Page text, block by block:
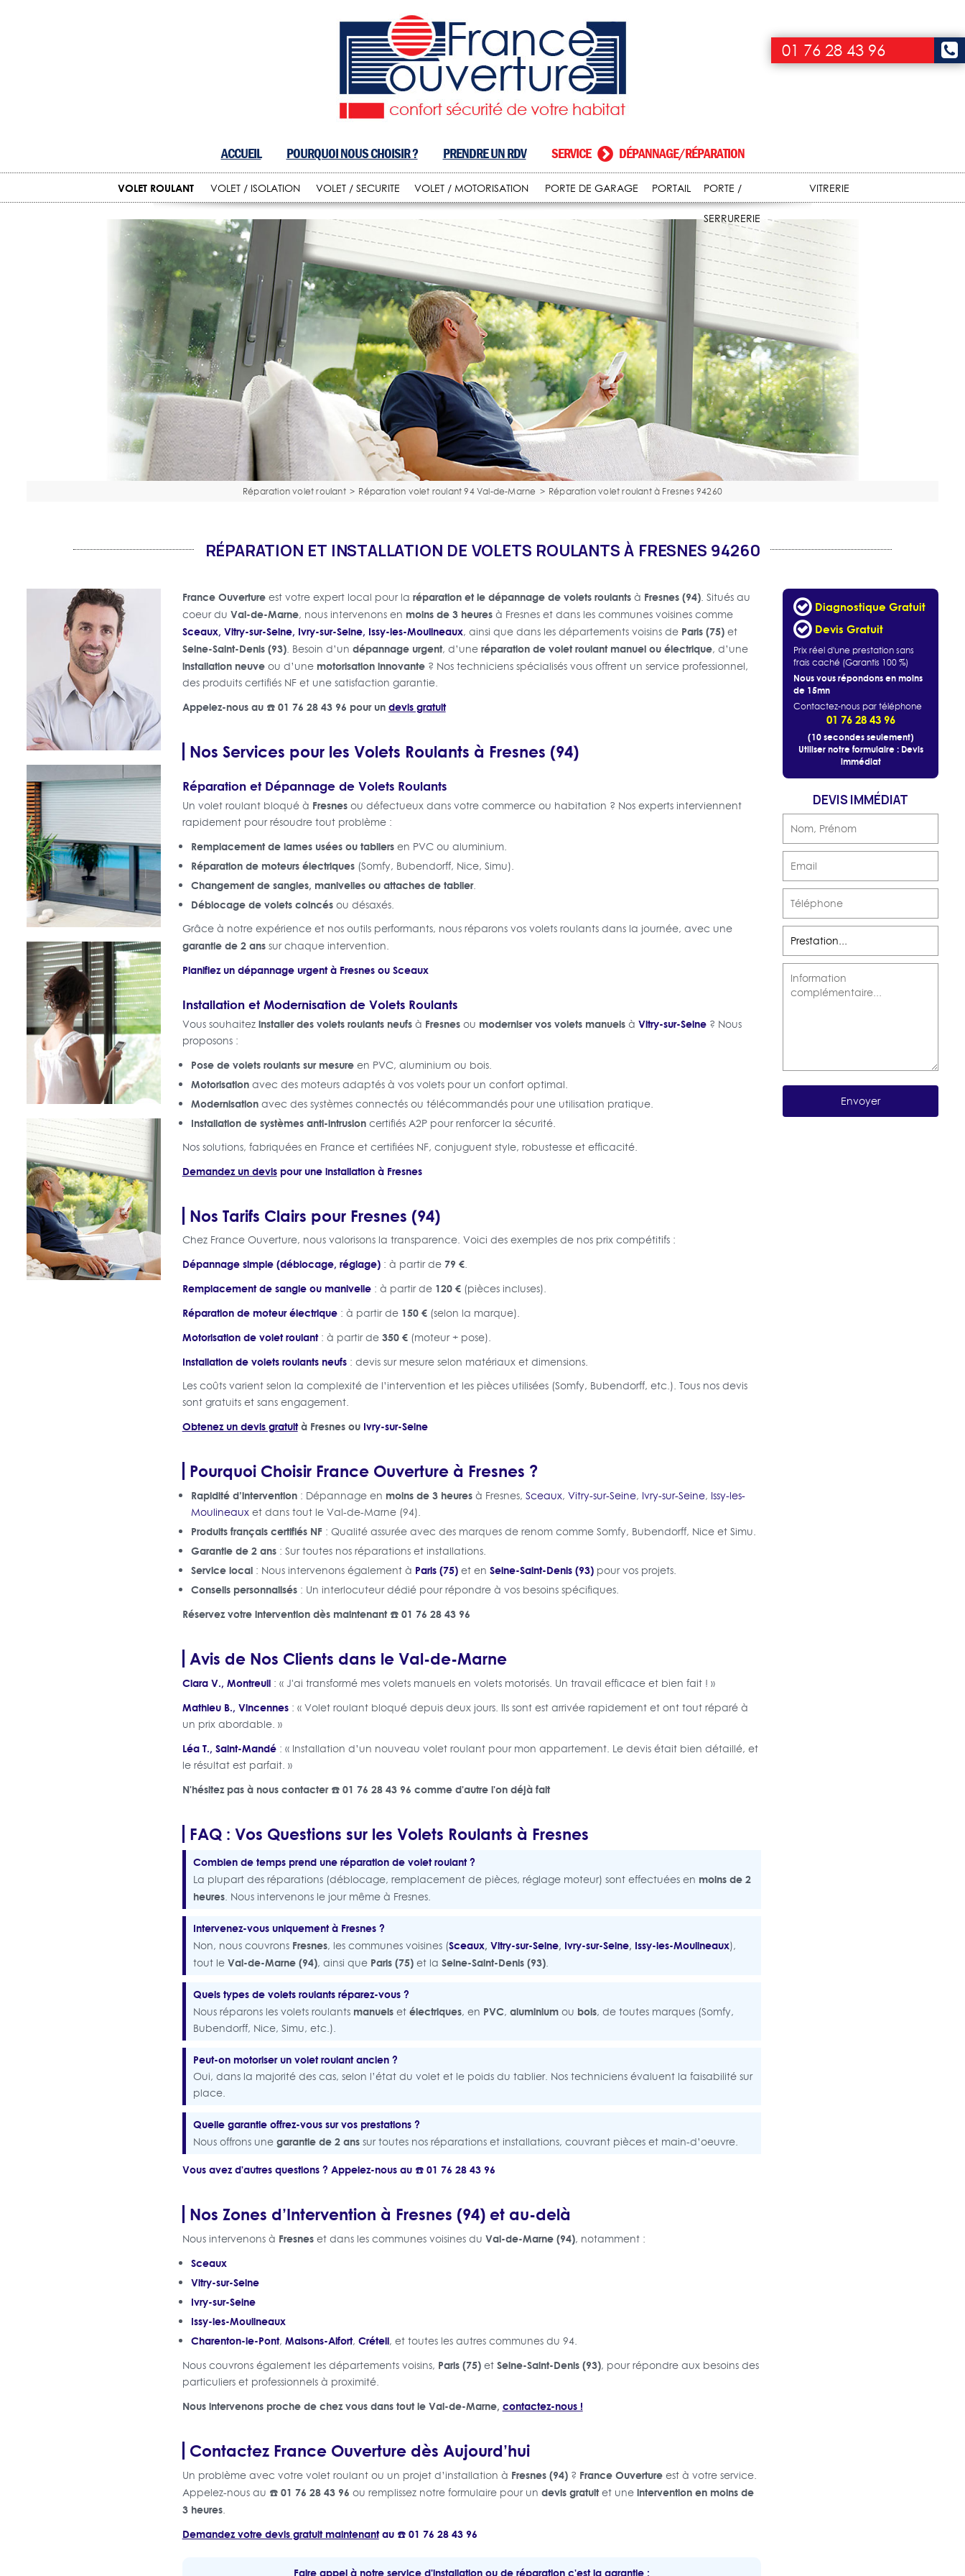
01 76 28 43 96
ACCUEIL POURQUOI NOUS CHOISIR ? PRENDRE UN RDV SERVICE DÉPANNAGE/RÉPARATION
VOLET ROULANT VOLET / ISOLATION VOLET / SECURITE VOLET / MOTORISATION PORTE DE GARAGE PORTAIL PORTE /
SERRURERIE
VITRERIE
Réparation volet roulant > Réparation volet roulant 94 Val-de-Marne > Réparation volet roulant à Fresnes 94260
RÉPARATION ET INSTALLATION DE VOLETS ROULANTS À FRESNES 94260
France Ouvertureest votre expert local pour la réparation et le dépannage de volets roulantsà Fresnes (94). Situés au
coeur du Val-de-Marne, nous intervenons en moins de 3 heuresà Fresnes et dans les communes voisines comme
Sceaux, Vitry-sur-Seine, Ivry-sur-Seine, Issy-les-Moulineaux, ainsi que dans les départements voisins de Paris (75)et
Seine-Saint-Denis (93). Besoin d’un dépannage urgent, d’une réparation de volet roulant manuel ou électrique, d’une
installation neuveou d’une motorisation innovante? Nos techniciens spécialisés vous offrent un service professionnel,
des produits certifiés NF et une satisfaction garantie.
Appelez-nous au ☎️ 01 76 28 43 96 pour undevis gratuit
Nos Services pour les Volets Roulants à Fresnes (94)
Réparation et Dépannage de Volets Roulants
Un volet roulant bloqué à Fresnesou défectueux dans votre commerce ou habitation ? Nos experts interviennent
rapidement pour résoudre tout problème :
Remplacement de lames usées ou tabliersen PVC ou aluminium.
Réparation de moteurs électriques(Somfy, Bubendorff, Nice, Simu).
Changement de sangles, manivelles ou attaches de tablier.
Déblocage de volets coincésou désaxés.
Grâce à notre expérience et nos outils performants, nous réparons vos volets roulants dans la journée, avec une
garantie de 2 anssur chaque intervention.
Planifiez un dépannage urgent à Fresnes ouSceaux
Installation et Modernisation de Volets Roulants
Vous souhaitez installer des volets roulants neufsà Fresnesou moderniser vos volets manuelsà Vitry-sur-Seine? Nous
proposons :
Pose de volets roulants sur mesureen PVC, aluminium ou bois.
Motorisationavec des moteurs adaptés à vos volets pour un confort optimal.
Modernisationavec des systèmes connectés ou télécommandés pour une utilisation pratique.
Installation de systèmes anti-intrusioncertifiés A2P pour renforcer la sécurité.
Nos solutions, fabriquées en France et certifiées NF, conjuguent style, robustesse et efficacité.
Demandez un devispour une installation à Fresnes
Nos Tarifs Clairs pour Fresnes (94)
Chez France Ouverture, nous valorisons la transparence. Voici des exemples de nos prix compétitifs :
Dépannage simple (déblocage, réglage): à partir de 79 €.
Remplacement de sangle ou manivelle: à partir de 120 €(pièces incluses).
Réparation de moteur électrique: à partir de 150 €(selon la marque).
Motorisation de volet roulant: à partir de 350 €(moteur + pose).
Installation de volets roulants neufs: devis sur mesure selon matériaux et dimensions.
Les coûts varient selon la complexité de l’intervention et les pièces utilisées (Somfy, Bubendorff, etc.). Tous nos devis
sont gratuits et sans engagement.
Obtenez un devis gratuità Fresnes ou Ivry-sur-Seine
Pourquoi Choisir France Ouverture à Fresnes ?
Rapidité d’intervention: Dépannage en moins de 3 heuresà Fresnes, Sceaux, Vitry-sur-Seine, Ivry-sur-Seine, Issy-les-
Moulineauxet dans tout le Val-de-Marne (94).
Produits français certifiés NF: Qualité assurée avec des marques de renom comme Somfy, Bubendorff, Nice et Simu.
Garantie de 2 ans: Sur toutes nos réparations et installations.
Service local: Nous intervenons également à Paris (75)et en Seine-Saint-Denis (93)pour vos projets.
Conseils personnalisés: Un interlocuteur dédié pour répondre à vos besoins spécifiques.
Réservez votre intervention dès maintenant ☎️ 01 76 28 43 96
Avis de Nos Clients dans le Val-de-Marne
Clara V., Montreuil: « J'ai transformé mes volets manuels en volets motorisés. Un travail efficace et bien fait ! »
Mathieu B., Vincennes: « Volet roulant bloqué depuis deux jours. Ils sont est arrivée rapidement et ont tout réparé à
un prix abordable. »
Léa T., Saint-Mandé: « Installation d’un nouveau volet roulant pour mon appartement. Le devis était bien détaillé, et
le résultat est parfait. »
N'hésitez pas à nous contacter ☎️ 01 76 28 43 96 comme d'autre l'on déjà fait
FAQ : Vos Questions sur les Volets Roulants à Fresnes
Combien de temps prend une réparation de volet roulant ?
La plupart des réparations (déblocage, remplacement de pièces, réglage moteur) sont effectuées en moins de 2
heures. Nous intervenons le jour même à Fresnes.
Intervenez-vous uniquement à Fresnes ?
Non, nous couvrons Fresnes, les communes voisines (Sceaux, Vitry-sur-Seine, Ivry-sur-Seine, Issy-les-Moulineaux),
tout le Val-de-Marne (94), ainsi que Paris (75)et la Seine-Saint-Denis (93).
Quels types de volets roulants réparez-vous ?
Nous réparons les volets roulants manuelset électriques, en PVC, aluminiumou bois, de toutes marques (Somfy,
Bubendorff, Nice, Simu, etc.).
Peut-on motoriser un volet roulant ancien ?
Oui, dans la majorité des cas, selon l’état du volet et le poids du tablier. Nos techniciens évaluent la faisabilité sur
place.
Quelle garantie offrez-vous sur vos prestations ?
Nous offrons une garantie de 2 anssur toutes nos réparations et installations, couvrant pièces et main-d’oeuvre.
Vous avez d'autres questions ? Appelez-nous au ☎️ 01 76 28 43 96
Nos Zones d’Intervention à Fresnes (94) et au-delà
Nous intervenons à Fresneset dans les communes voisines du Val-de-Marne (94), notamment :
Sceaux
Vitry-sur-Seine
Ivry-sur-Seine
Issy-les-Moulineaux
Charenton-le-Pont, Maisons-Alfort, Créteil, et toutes les autres communes du 94.
Nous couvrons également les départements voisins, Paris (75)et Seine-Saint-Denis (93), pour répondre aux besoins des
particuliers et professionnels à proximité.
Nous intervenons proche de chez vous dans tout le Val-de-Marne, contactez-nous !
Contactez France Ouverture dès Aujourd’hui
Un problème avec votre volet roulant ou un projet d’installation à Fresnes (94)? France Ouvertureest à votre service.
Appelez-nous au ☎️ 01 76 28 43 96 ou remplissez notre formulaire pour un devis gratuitet une intervention en moins de
3 heures.
Demandez votre devis gratuit maintenantau ☎️ 01 76 28 43 96
Faire appel à notre service d'installation ou de réparation c'est la garantie :
Diagnostique Gratuit
Devis Gratuit
Prix réel d'une prestation sans
frais caché (Garantis 100 %)
Nous vous répondons en moins
de 15mn
Contactez-nous par téléphone
01 76 28 43 96
(10 secondes seulement)
Utiliser notre formulaire : Devis
immédiat
DEVIS IMMÉDIAT